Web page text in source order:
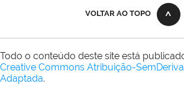
VOLTAR AO TOPO
Todo o conteúdo deste site está
Creative Commons Atribuição-
Adaptada.